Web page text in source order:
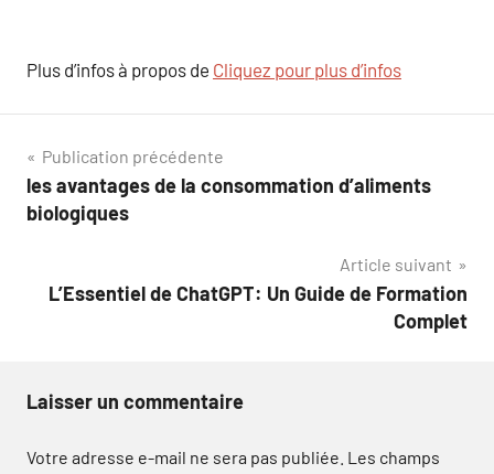
Plus d’infos à propos de Cliquez pour plus d’infos
Navigation
de
Publication précédente
les avantages de la consommation d’aliments
biologiques
Article suivant
L’Essentiel de ChatGPT: Un Guide de Formation
Complet
Laisser un commentaire
Votre adresse e-mail ne sera pas publiée. Les champs